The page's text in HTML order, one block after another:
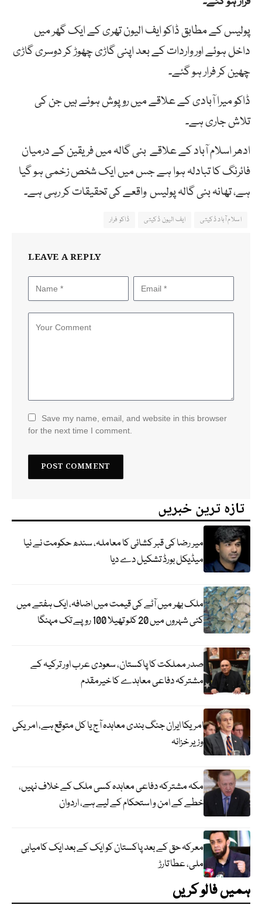
پولیس کے مطابق ڈاکو ایف الیون تھری کے ایک گھر میں
داخل ہوئے اور واردات کے بعد اپنی گاڑی چھوڑ کر دوسری گاڑی
چھین کر فرار ہو گئے۔
ڈاکو میرا آبادی کے علاقے میں روپوش ہوئے ہیں جن کی
تلاش جاری ہے۔
ادھر اسلام آباد کے علاقے بنی گالہ میں فریقین کے درمیان
فائرنگ کا تبادلہ ہوا ہے جس میں ایک شخص زخمی ہو گیا
ہے، تھانہ بنی گالہ پولیس واقعے کی تحقیقات کر رہی ہے۔
اسلام آباد ڈکیتی ایف الیون ڈکیتی ڈاکو فرار
LEAVE A REPLY
Save my name, email, and website in this browser
for the next time I comment.
تازہ ترین خبریں
میر رضا کی قبر کشائی کا معاملہ، سندھ حکومت نے نیا
میڈیکل بورڈ تشکیل دے دیا
ملک بھر میں آٹے کی قیمت میں اضافہ، ایک ہفتے میں
کئی شہروں میں 20 کلو تھیلا 100 روپے تک مہنگا
صدر مملکت کا پاکستان، سعودی عرب اور ترکیہ کے
مشترکہ دفاعی معاہدے کا خیرمقدم
امریکا ایران جنگ بندی معاہدہ آج یا کل متوقع ہے، امریکی
وزیر خزانہ
مکہ مشترکہ دفاعی معاہدہ کسی ملک کے خلاف نہیں،
خطے کے امن و استحکام کے لیے ہے، اردوان
معرکہ حق کے بعد پاکستان کو ایک کے بعد ایک کامیابی
ملی، عطا تارڑ
ہمیں فالو کریں